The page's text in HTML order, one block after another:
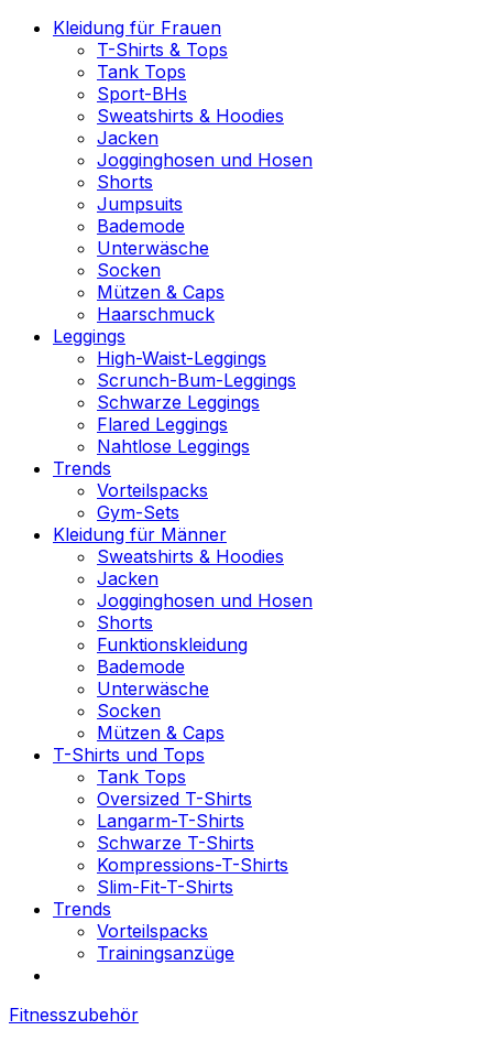
Kleidung für Frauen
T-Shirts & Tops
Tank Tops
Sport-BHs
Sweatshirts & Hoodies
Jacken
Jogginghosen und Hosen
Shorts
Jumpsuits
Bademode
Unterwäsche
Socken
Mützen & Caps
Haarschmuck
Leggings
High-Waist-Leggings
Scrunch-Bum-Leggings
Schwarze Leggings
Flared Leggings
Nahtlose Leggings
Trends
Vorteilspacks
Gym-Sets
Kleidung für Männer
Sweatshirts & Hoodies
Jacken
Jogginghosen und Hosen
Shorts
Funktionskleidung
Bademode
Unterwäsche
Socken
Mützen & Caps
T-Shirts und Tops
Tank Tops
Oversized T-Shirts
Langarm-T-Shirts
Schwarze T-Shirts
Kompressions-T-Shirts
Slim-Fit-T-Shirts
Trends
Vorteilspacks
Trainingsanzüge
Fitnesszubehör